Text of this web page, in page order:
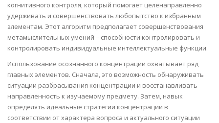
когнитивного контроля, который помогает целенаправленно
удерживать и совершенствовать любопытство к избранным
элементам. Этот алгоритм предполагает совершенствования
метамыслительных умений – способности контролировать и
контролировать индивидуальные интеллектуальные функции.
Использование осознанного концентрации охватывает ряд
главных элементов. Сначала, это возможность обнаруживать
ситуации разбрасывания концентрации и восстанавливать
направленность к изучаемому предмету. Затем, навык
определять идеальные стратегии концентрации в
соответствии от характера вопроса и актуального ситуации